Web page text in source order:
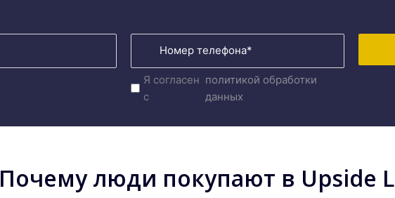
Я согласен
с
политикой обработки
данных
Почему люди покупают в Upside